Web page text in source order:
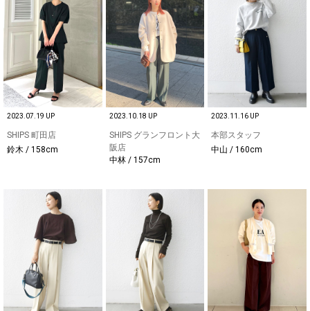
2023.07.19 UP
SHIPS 町田店
鈴木 / 158cm
2023.10.18 UP
SHIPS グランフロント大
阪店
中林 / 157cm
2023.11.16 UP
本部スタッフ
中山 / 160cm